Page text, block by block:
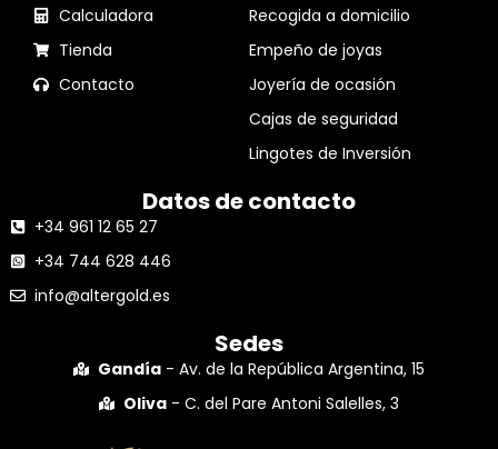
Calculadora
Tienda
Contacto
Recogida a domicilio
Empeño de joyas
Joyería de ocasión
Cajas de seguridad
Lingotes de Inversión
Datos de contacto
+34 961 12 65 27
+34 744 628 446
info@altergold.es
Sedes
Gandía - Av. de la República Argentina, 15
Oliva - C. del Pare Antoni Salelles, 3